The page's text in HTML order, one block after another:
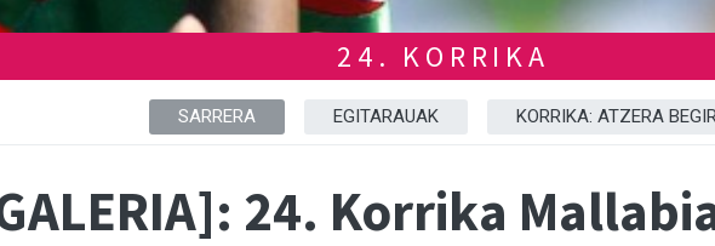
24. KORRIKA
SARRERA EGITARAUAK KORRIKA: ATZERA
24. Korrika